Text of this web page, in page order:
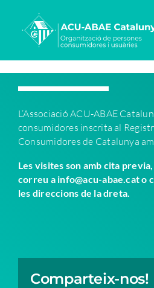
contenido
L’Associació ACU-ABAE C
consumidores inscrita al
Consumidores de Catalunya
Les visites son amb cita
correu a info@acu-abae.cat o
les direccions de la dreta.
Comparteix-nos!